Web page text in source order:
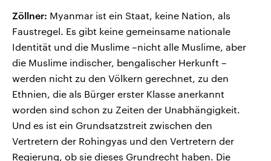
Zöllner: Myanmar ist ein Staat, keine Nation, als
Faustregel. Es gibt keine gemeinsame nationale
Identität und die Muslime –nicht alle Muslime, aber
die Muslime indischer, bengalischer Herkunft –
werden nicht zu den Völkern gerechnet, zu den
Ethnien, die als Bürger erster Klasse anerkannt
worden sind schon zu Zeiten der Unabhängigkeit.
Und es ist ein Grundsatzstreit zwischen den
Vertretern der Rohingyas und den Vertretern der
Regierung, ob sie dieses Grundrecht haben. Die